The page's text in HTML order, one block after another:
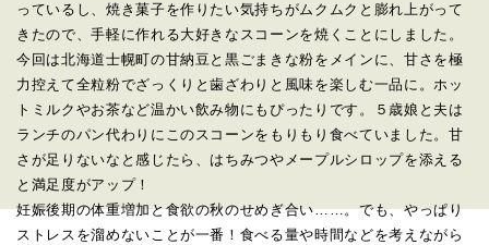
っているし、 焼き菓子を作りたい気持ちがムクムクと膨れ上がって
きたので、手軽に作れる大好きなスコーンを焼くことにしました。
今回は北海道士幌町の甘納豆と黒ごまきな粉をメインに、 甘さを極
力控えて全粒粉でざっくりと歯ざわりと風味を楽しむ一品 に。ホッ
トミルクやお茶など温かい飲み物にもぴったりです。
５歳娘と夫は
ランチのパン代わりにこのスコーンをもりもり食べて いました。甘
さが足りないなと感じたら、 はちみつやメープルシロップを添える
と満足度がアップ！
妊娠後期の体重増加と食欲の秋のせめぎ合い……。でも、やっぱり
ストレスを溜めないことが一番！ 食べる量や時間などを考えながら